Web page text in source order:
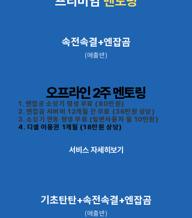
속전속결+엔잡곰
(매출반)
오프라인 2주 멘토링
1. 엔잡공 소싱기 평생 무료 (80만원)
2. 엔잡곰 서버비 12개월 간 무료 (36만원 상당)
3. 소싱기 연동 평생 무료 (일반사용자 월 10만원)
4. 디셀 이용권 1개월 (18만원 상당)
서비스 자세히보기
기초탄탄+속전속결+엔잡곰
(매출반)